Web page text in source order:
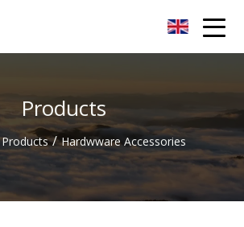
Products
Products / Hardwware Accessories